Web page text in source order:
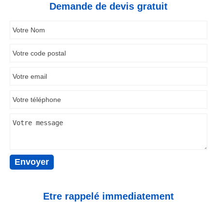
Demande de devis gratuit
Etre rappelé immediatement